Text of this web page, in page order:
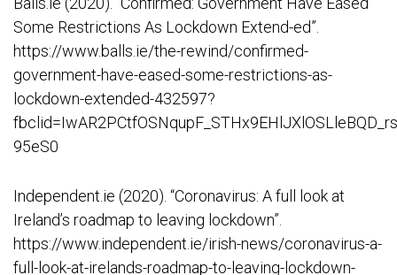
Some Restrictions As Lockdown Extend-ed”.
https://www.balls.ie/the-rewind/confirmed-
government-have-eased-some-restrictions-as-
lockdown-extended-432597?
95eS0
Independent.ie (2020). “Coronavirus: A full look at
Ireland’s roadmap to leaving lockdown”.
https://www.independent.ie/irish-news/coronavirus-a-
full-look-at-irelands-roadmap-to-leaving-lockdown-